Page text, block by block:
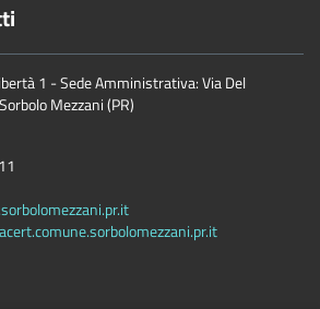
1 - Sede Amministrativa: Via Del
Mezzani (PR)